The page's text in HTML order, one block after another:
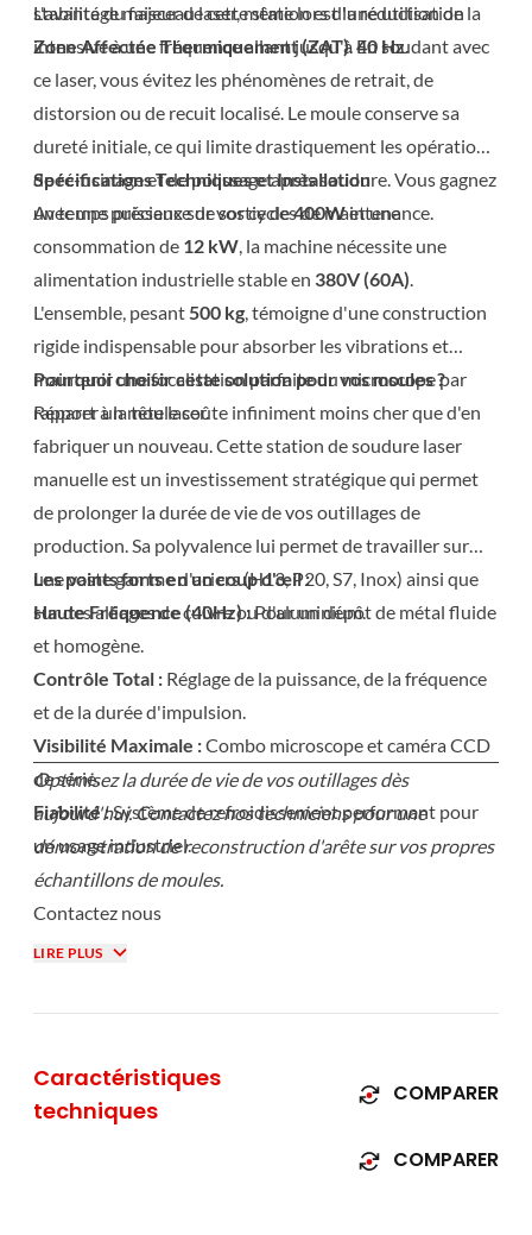
stabilité du faisceau laser, même lors d'une utilisation
intensive à une fréquence allant jusqu'à40 Hz.
L'avantage majeur de cette station est la réduction de la
Zone Affectée Thermiquement (ZAT). En soudant avec
ce laser, vous évitez les phénomènes de retrait, de
distorsion ou de recuit localisé. Le moule conserve sa
dureté initiale, ce qui limite drastiquement les opérations
de ré-usinage et de polissage après soudure. Vous gagnez
un temps précieux sur vos cycles de maintenance.
Spécifications Techniques et Installation
Avec une puissance de sortie de400Wet une
consommation de 12 kW, la machine nécessite une
alimentation industrielle stable en 380V (60A).
L'ensemble, pesant500 kg, témoigne d'une construction
rigide indispensable pour absorber les vibrations et
maintenir une focalisation parfaite du microscope par
rapport à la tête laser.
Pourquoi choisir cette solution pour vos moules ?
Réparer un moule coûte infiniment moins cher que d'en
fabriquer un nouveau. Cette station de soudure laser
manuelle est un investissement stratégique qui permet
de prolonger la durée de vie de vos outillages de
production. Sa polyvalence lui permet de travailler sur
une vaste gamme d'aciers (H13, P20, S7, Inox) ainsi que
sur des alliages de cuivre ou d'aluminium.
Les points forts en un coup d'œil :
Haute Fréquence (40Hz) :Pour un dépôt de métal fluide
et homogène.
Contrôle Total : Réglage de la puissance, de la fréquence
et de la durée d'impulsion.
Visibilité Maximale :Combo microscope et caméra CCD
de série.
Fiabilité :Système de refroidissement performant pour
un usage industriel.
Optimisez la durée de vie de vos outillages dès
aujourd'hui. Contactez nos techniciens pour une
démonstration de reconstruction d'arête sur vos propres
échantillons de moules.
Contactez nous
LIRE PLUS
Caractéristiques
techniques
COMPARER
COMPARER